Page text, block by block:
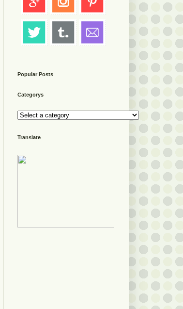
Popular Posts
Categorys
Translate